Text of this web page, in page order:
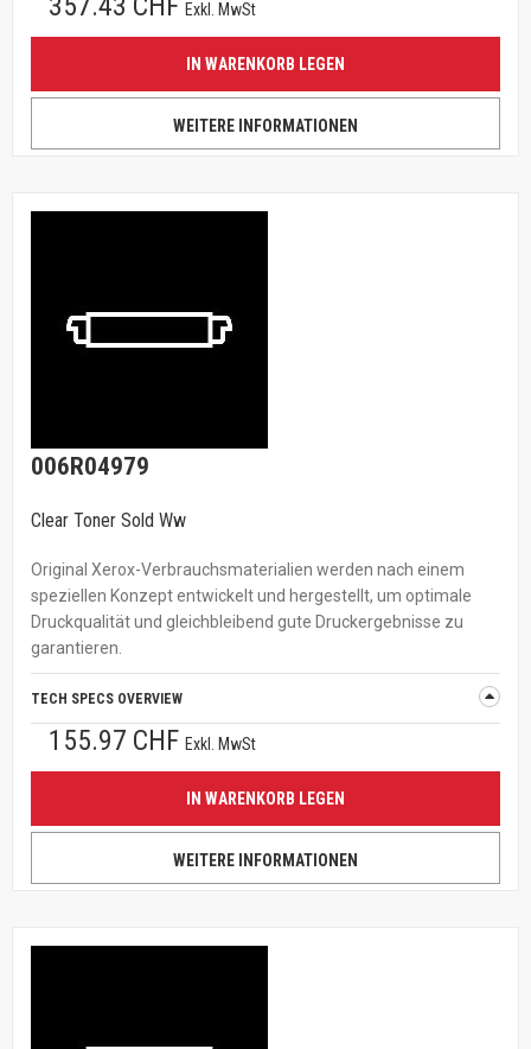
Exkl. MwSt
IN WARENKORB LEGEN
WEITERE INFORMATIONEN
006R04979
Clear Toner Sold Ww
Original Xerox-Verbrauchsmaterialien werden nach einem
speziellen Konzept entwickelt und hergestellt, um optimale
Druckqualität und gleichbleibend gute Druckergebnisse zu
garantieren.
TECH SPECS OVERVIEW
155.97 CHF Exkl. MwSt
IN WARENKORB LEGEN
WEITERE INFORMATIONEN